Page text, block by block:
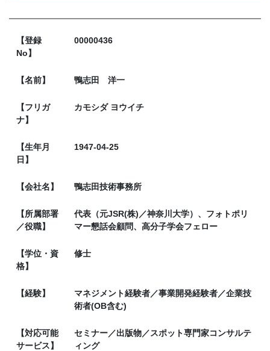
【登録
No】
00000436
【名前】 鴨志田 洋一
【フリガ
ナ】
カモシダ ヨウイチ
【生年月
日】
1947-04-25
【会社名】 鴨志田技術事務所
【所属部署
／役職】
代表（元JSR(株)／神奈川大学）、フォトポリ
マー懇話会顧問、高分子学会フェロー
【学位・資
格】
修士
【経験】
マネジメント経験者／事業開発経験者／企業技
術者(OB含む)
【対応可能
サービス】
セミナー／出版物／スポット専門家コンサルテ
ィング